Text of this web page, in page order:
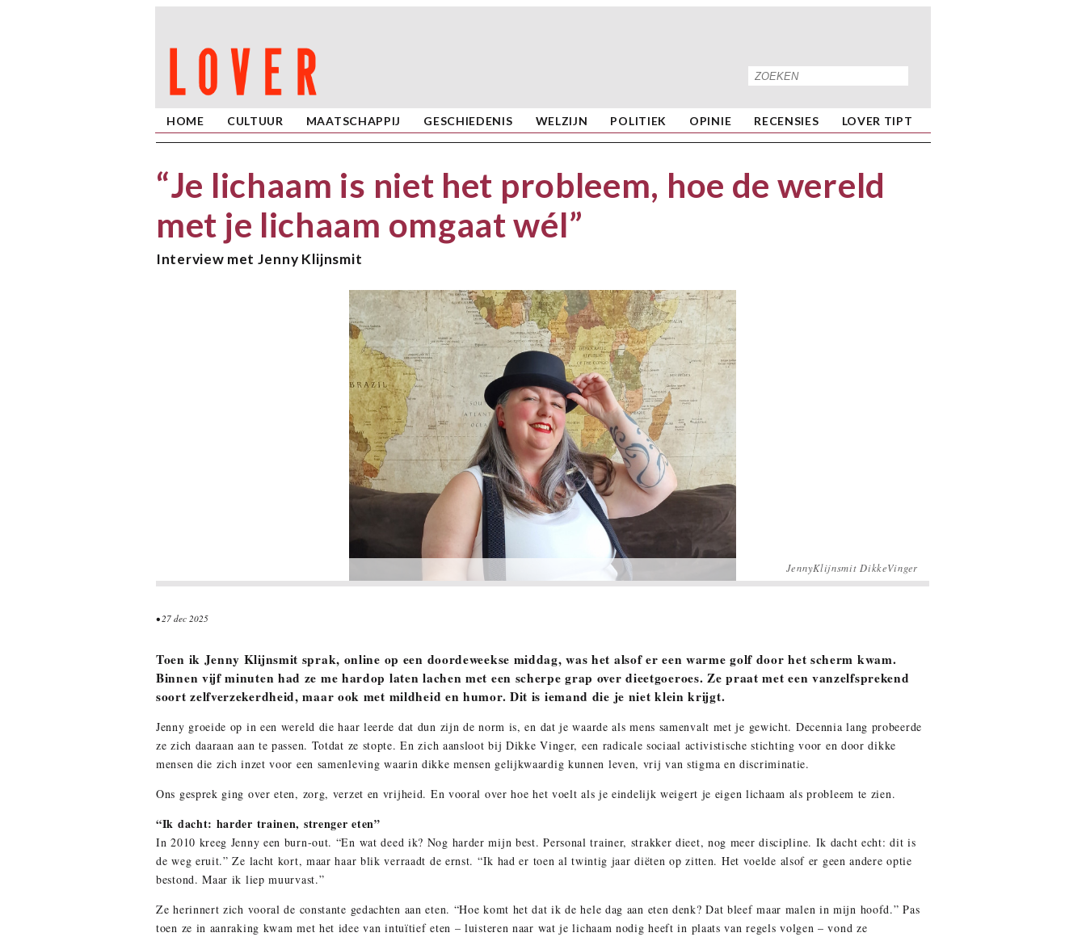
HOME CULTUUR MAATSCHAPPIJ GESCHIEDENIS WELZIJN POLITIEK OPINIE RECENSIES LOVER TIPT
“Je lichaam is niet het probleem, hoe de wereld
met je lichaam omgaat wél”
Interview met Jenny Klijnsmit
JennyKlijnsmit DikkeVinger
• 27 dec 2025
Toen ik Jenny Klijnsmit sprak, online op een doordeweekse middag, was het alsof er een warme golf door het scherm kwam.
Binnen vijf minuten had ze me hardop laten lachen met een scherpe grap over dieetgoeroes. Ze praat met een vanzelfsprekend
soort zelfverzekerdheid, maar ook met mildheid en humor. Dit is iemand die je niet klein krijgt.
Jenny groeide op in een wereld die haar leerde dat dun zijn de norm is, en dat je waarde als mens samenvalt met je gewicht. Decennia lang probeerde
ze zich daaraan aan te passen. Totdat ze stopte. En zich aansloot bij Dikke Vinger, een radicale sociaal activistische stichting voor en door dikke
mensen die zich inzet voor een samenleving waarin dikke mensen gelijkwaardig kunnen leven, vrij van stigma en discriminatie.
Ons gesprek ging over eten, zorg, verzet en vrijheid. En vooral over hoe het voelt als je eindelijk weigert je eigen lichaam als probleem te zien.
“Ik dacht: harder trainen, strenger eten”
In 2010 kreeg Jenny een burn-out. “En wat deed ik? Nog harder mijn best. Personal trainer, strakker dieet, nog meer discipline. Ik dacht echt: dit is
de weg eruit.” Ze lacht kort, maar haar blik verraadt de ernst. “Ik had er toen al twintig jaar diëten op zitten. Het voelde alsof er geen andere optie
bestond. Maar ik liep muurvast.”
Ze herinnert zich vooral de constante gedachten aan eten. “Hoe komt het dat ik de hele dag aan eten denk? Dat bleef maar malen in mijn hoofd.” Pas
toen ze in aanraking kwam met het idee van intuïtief eten – luisteren naar wat je lichaam nodig heeft in plaats van regels volgen – vond ze